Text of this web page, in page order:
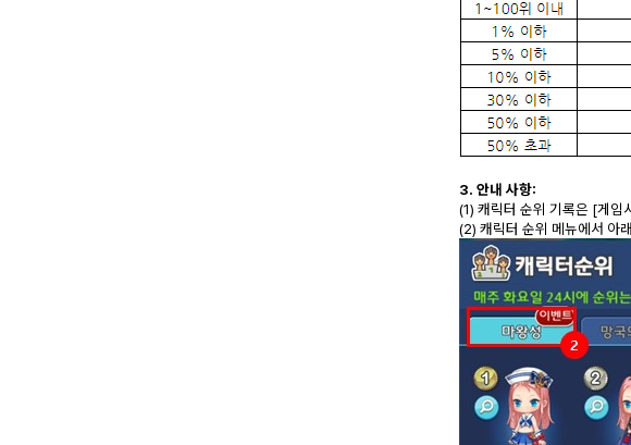
3. 안내 사항:
(1) 캐릭터 순위 기록은 [게
(2) 캐릭터 순위 메뉴에서 아